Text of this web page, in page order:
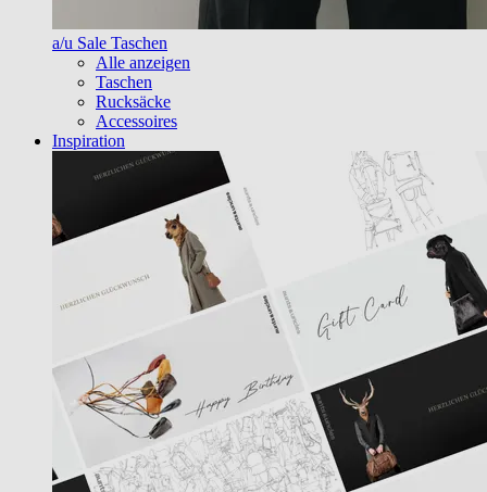
a/u Sale Taschen
Alle anzeigen
Taschen
Rucksäcke
Accessoires
Inspiration